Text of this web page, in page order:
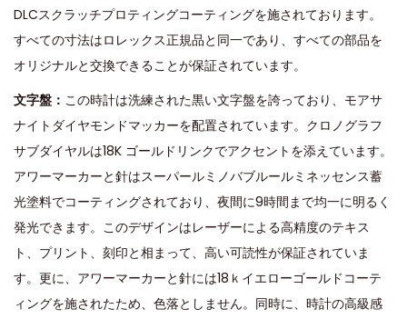
DLCスクラッチプロティングコーティングを施されております。
すべての寸法はロレックス正規品と同一であり、すべての部品を
オリジナルと交換できることが保証されています。
文字盤： この時計は洗練された黒い文字盤を誇っており、モアサ
ナイトダイヤモンドマッカーを配置されています。クロノグラフ
サブダイヤルは18K ゴールドリンクでアクセントを添えています。
アワーマーカーと針はスーパールミノバブルールミネッセンス蓄
光塗料でコーティングされており、夜間に9時間まで均一に明るく
発光できます。このデザインはレーザーによる高精度のテキス
ト、プリント、刻印と相まって、高い可読性が保証されていま
す。更に、アワーマーカーと針には18ｋイエローゴールドコーテ
ィングを施されたため、色落としません。同時に、時計の高級感